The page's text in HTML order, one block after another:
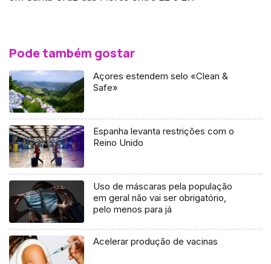
Pode também gostar
Açores estendem selo «Clean &
Safe»
Espanha levanta restrições com o
Reino Unido
Uso de máscaras pela população
em geral não vai ser obrigatório,
pelo menos para já
Acelerar produção de vacinas